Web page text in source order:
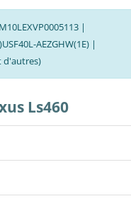
|
AEZGHW(1E) |
d'autres)
Ls460